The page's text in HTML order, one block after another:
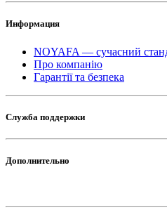
Информация
NOYAFA — сучасний
Про компанію
Гарантії та безпека
Служба поддержки
Дополнительно